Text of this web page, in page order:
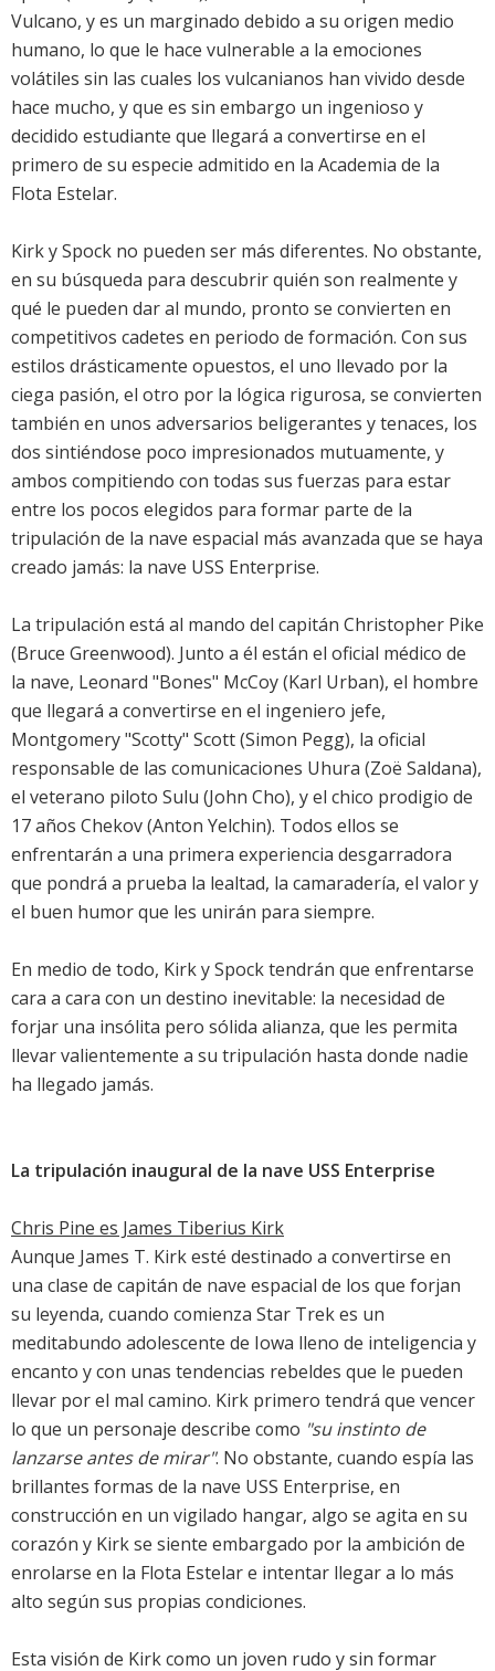
Vulcano, y es un marginado debido a su origen medio
humano, lo que le hace vulnerable a la emociones
volátiles sin las cuales los vulcanianos han vivido desde
hace mucho, y que es sin embargo un ingenioso y
decidido estudiante que llegará a convertirse en el
primero de su especie admitido en la Academia de la
Flota Estelar.
Kirk y Spock no pueden ser más diferentes. No obstante,
en su búsqueda para descubrir quién son realmente y
qué le pueden dar al mundo, pronto se convierten en
competitivos cadetes en periodo de formación. Con sus
estilos drásticamente opuestos, el uno llevado por la
ciega pasión, el otro por la lógica rigurosa, se convierten
también en unos adversarios beligerantes y tenaces, los
dos sintiéndose poco impresionados mutuamente, y
ambos compitiendo con todas sus fuerzas para estar
entre los pocos elegidos para formar parte de la
tripulación de la nave espacial más avanzada que se haya
creado jamás: la nave USS Enterprise.
La tripulación está al mando del capitán Christopher Pike
(Bruce Greenwood). Junto a él están el oficial médico de
la nave, Leonard "Bones" McCoy (Karl Urban), el hombre
que llegará a convertirse en el ingeniero jefe,
Montgomery "Scotty" Scott (Simon Pegg), la oficial
responsable de las comunicaciones Uhura (Zoë Saldana),
el veterano piloto Sulu (John Cho), y el chico prodigio de
17 años Chekov (Anton Yelchin). Todos ellos se
enfrentarán a una primera experiencia desgarradora
que pondrá a prueba la lealtad, la camaradería, el valor y
el buen humor que les unirán para siempre.
En medio de todo, Kirk y Spock tendrán que enfrentarse
cara a cara con un destino inevitable: la necesidad de
forjar una insólita pero sólida alianza, que les permita
llevar valientemente a su tripulación hasta donde nadie
ha llegado jamás.
La tripulación inaugural de la nave USS Enterprise
Chris Pine es James Tiberius Kirk
Aunque James T. Kirk esté destinado a convertirse en
una clase de capitán de nave espacial de los que forjan
su leyenda, cuando comienza Star Trek es un
meditabundo adolescente de Iowa lleno de inteligencia y
encanto y con unas tendencias rebeldes que le pueden
llevar por el mal camino. Kirk primero tendrá que vencer
lo que un personaje describe como "su instinto de
lanzarse antes de mirar". No obstante, cuando espía las
brillantes formas de la nave USS Enterprise, en
construcción en un vigilado hangar, algo se agita en su
corazón y Kirk se siente embargado por la ambición de
enrolarse en la Flota Estelar e intentar llegar a lo más
alto según sus propias condiciones.
Esta visión de Kirk como un joven rudo y sin formar